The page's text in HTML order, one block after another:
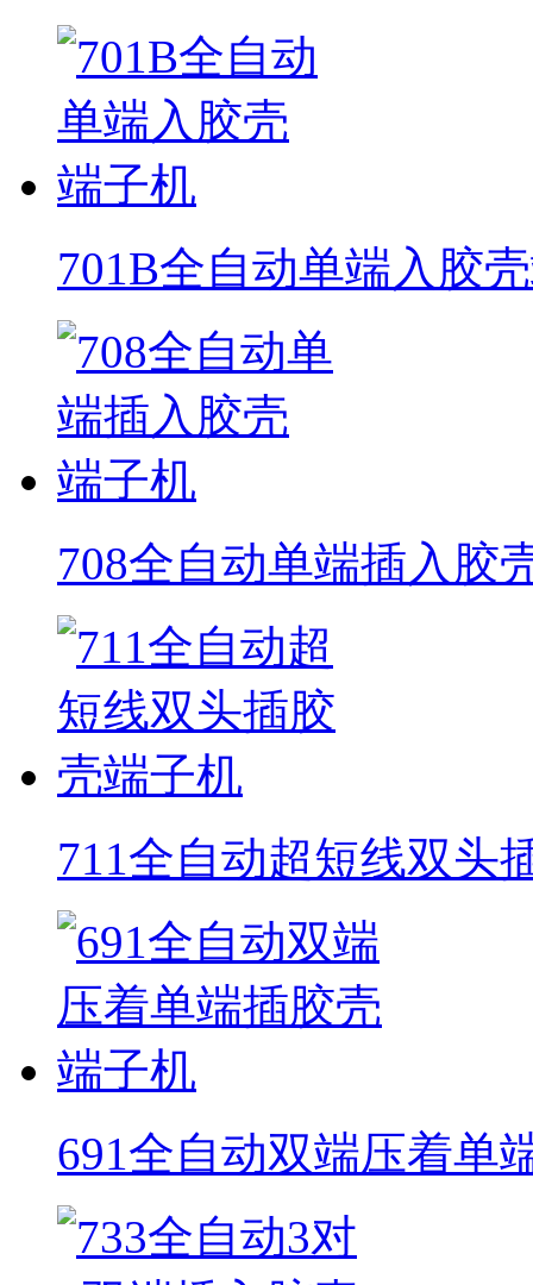
701B全自动单端入胶
708全自动单端插入胶
711全自动超短线双头
691全自动双端压着单